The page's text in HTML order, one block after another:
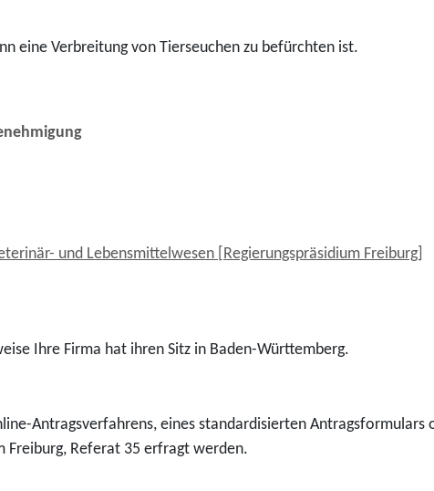
eine Verbreitung von Tierseuchen zu befürchten ist.
und Lebensmittelwesen [Regierungspräsidium Freiburg]
Ihre Firma hat ihren Sitz in Baden-Württemberg.
Antragsverfahrens, eines standardisierten
Freiburg, Referat 35 erfragt werden.